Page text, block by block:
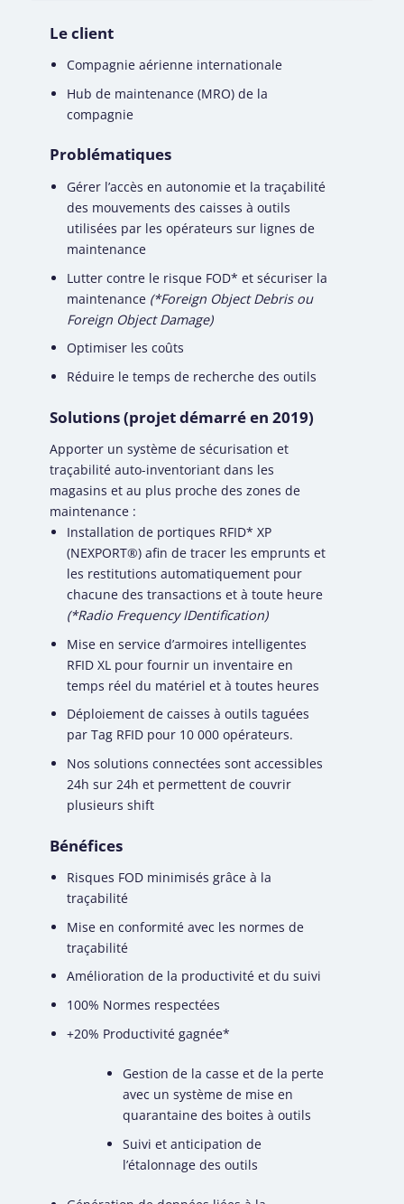
Le client
Compagnie aérienne internationale
Hub de maintenance (MRO) de la
compagnie
Problématiques
Gérer l’accès en autonomie et la traçabilité
des mouvements des caisses à outils
utilisées par les opérateurs sur lignes de
maintenance
Lutter contre le risque FOD* et sécuriser la
maintenance (*Foreign Object Debris ou
Foreign Object Damage)
Optimiser les coûts
Réduire le temps de recherche des outils
Solutions (projet démarré en 2019)
Apporter un système de sécurisation et
traçabilité auto-inventoriant dans les
magasins et au plus proche des zones de
maintenance :
Installation de portiques RFID* XP
(NEXPORT®) afin de tracer les emprunts et
les restitutions automatiquement pour
chacune des transactions et à toute heure
(*Radio Frequency IDentification)
Mise en service d’armoires intelligentes
RFID XL pour fournir un inventaire en
temps réel du matériel et à toutes heures
Déploiement de caisses à outils taguées
par Tag RFID pour 10 000 opérateurs.
Nos solutions connectées sont accessibles
24h sur 24h et permettent de couvrir
plusieurs shift
Bénéfices
Risques FOD minimisés grâce à la
traçabilité
Mise en conformité avec les normes de
traçabilité
Amélioration de la productivité et du suivi
100% Normes respectées
+20% Productivité gagnée*
Gestion de la casse et de la perte
avec un système de mise en
quarantaine des boites à outils
Suivi et anticipation de
l’étalonnage des outils